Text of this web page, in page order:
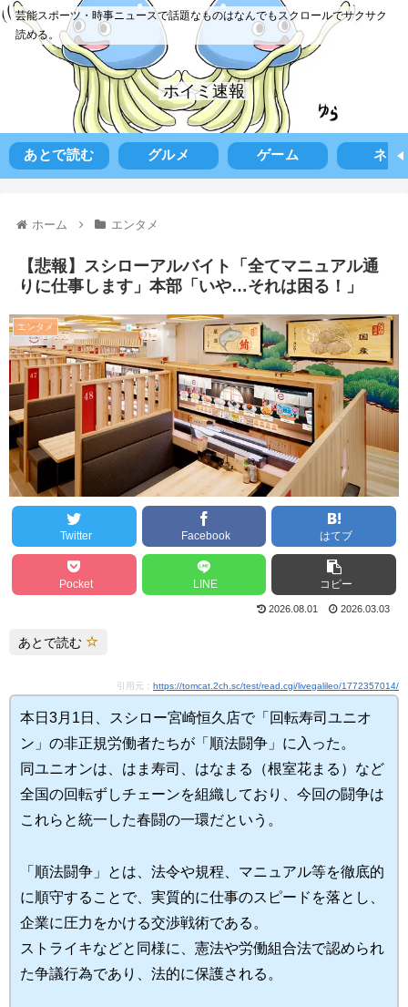
芸能スポーツ・時事ニュースで話題なものはなんでもスクロールでサクサク
読める。
ホイミ速報
あとで読む グルメ ゲーム ネタ
ホーム エンタメ
【悲報】スシローアルバイト「全てマニュアル通
りに仕事します」本部「いや…それは困る！」
エンタメ
Twitter Facebook はてブ
Pocket LINE コピー
2026.08.01 2026.03.03
あとで読む
引用元： https://tomcat.2ch.sc/test/read.cgi/livegalileo/1772357014/
本日3月1日、スシロー宮崎恒久店で「回転寿司ユニオ
ン」の非正規労働者たちが「順法闘争」に入った。
同ユニオンは、はま寿司、はなまる（根室花まる）など
全国の回転ずしチェーンを組織しており、今回の闘争は
これらと統一した春闘の一環だという。
「順法闘争」とは、法令や規程、マニュアル等を徹底的
に順守することで、実質的に仕事のスピードを落とし、
企業に圧力をかける交渉戦術である。
ストライキなどと同様に、憲法や労働組合法で認められ
た争議行為であり、法的に保護される。